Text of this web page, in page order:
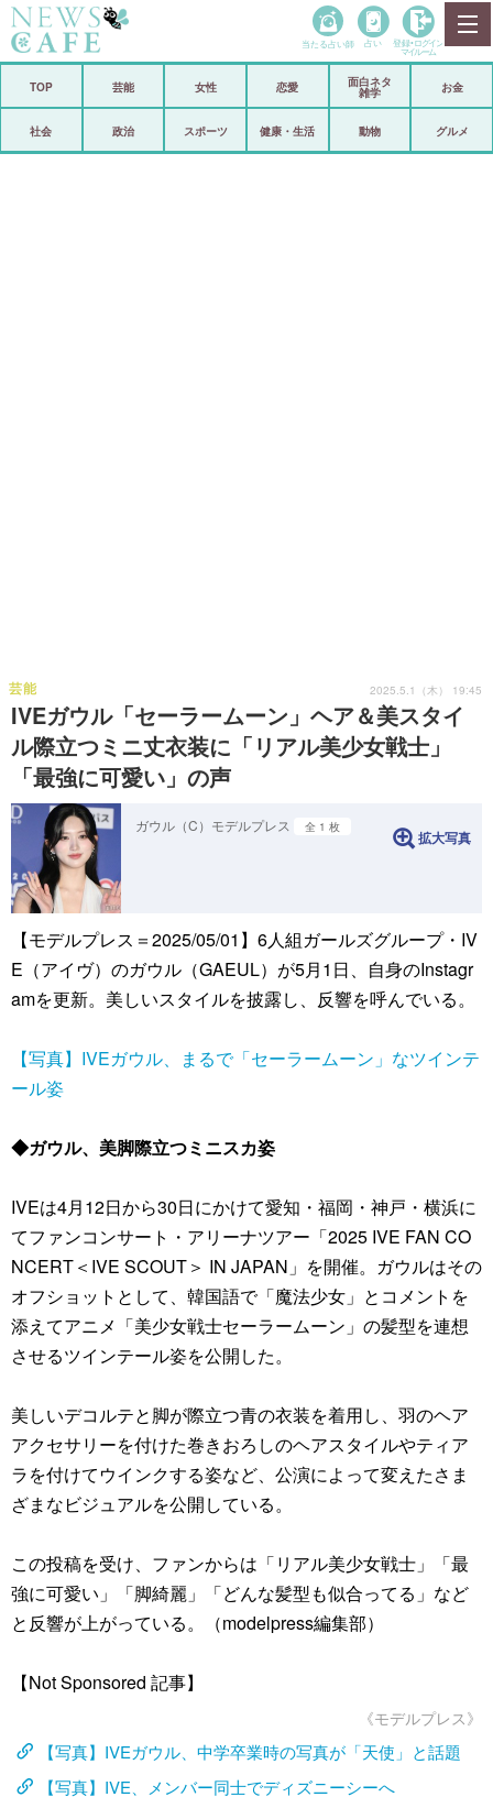
政治
当たる占い師 占い 登録• ログイン
マイルーム
TOP 芸能 女性 恋愛
面白ネタ
雑学
お金
社会 政治 スポーツ 健康・生活 動物 グルメ
IVEガウル「セーラームーン」ヘア＆美スタイ
ル際立つミニ丈衣装に「リアル美少女戦士」
「最強に可愛い」の声
芸能 2025.5.1（木） 19:45
ガウル（C）モデルプレス 全 1 枚
拡大写真
【モデルプレス＝2025/05/01】6人組ガールズグループ・IV
E（アイヴ）のガウル（GAEUL）が5月1日、自身のInstagr
amを更新。美しいスタイルを披露し、反響を呼んでいる。
【写真】IVEガウル、まるで「セーラームーン」なツインテ
ール姿
◆ガウル、美脚際立つミニスカ姿
IVEは4月12日から30日にかけて愛知・福岡・神戸・横浜に
てファンコンサート・アリーナツアー「2025 IVE FAN CO
NCERT＜IVE SCOUT＞ IN JAPAN」を開催。ガウルはその
オフショットとして、韓国語で「魔法少女」とコメントを
添えてアニメ「美少女戦士セーラームーン」の髪型を連想
させるツインテール姿を公開した。
美しいデコルテと脚が際立つ青の衣装を着用し、羽のヘア
アクセサリーを付けた巻きおろしのヘアスタイルやティア
ラを付けてウインクする姿など、公演によって変えたさま
ざまなビジュアルを公開している。
この投稿を受け、ファンからは「リアル美少女戦士」「最
強に可愛い」「脚綺麗」「どんな髪型も似合ってる」など
と反響が上がっている。（modelpress編集部）
【Not Sponsored 記事】
《モデルプレス》
【写真】IVEガウル、中学卒業時の写真が「天使」と話題
【写真】IVE、メンバー同士でディズニーシーへ